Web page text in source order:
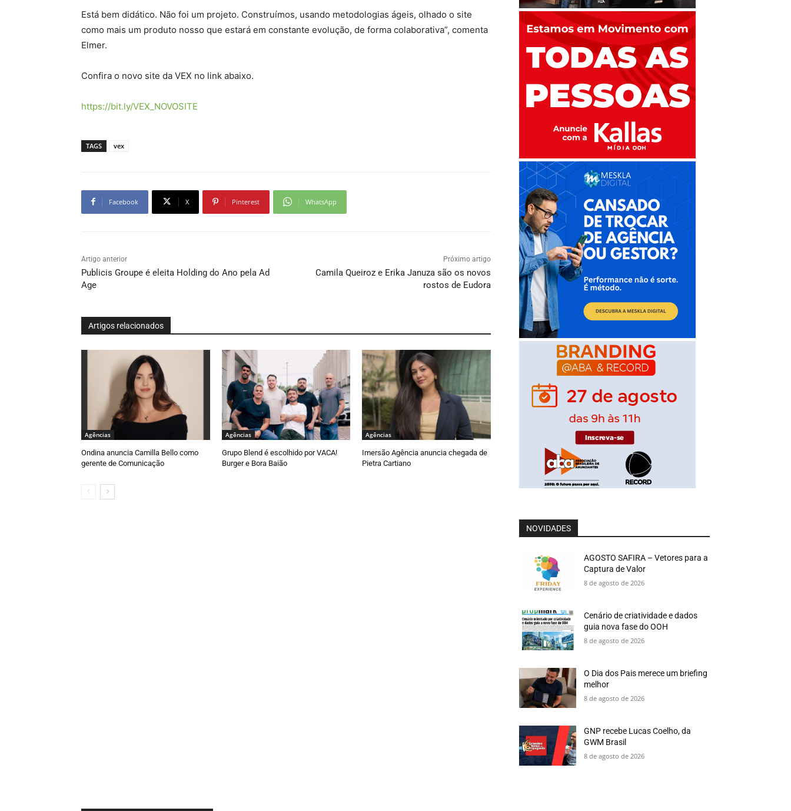
Está bem didático. Não foi um projeto. Construímos, usando metodologias ágeis, olhado o site
como mais um produto nosso que estará em constante evolução, de forma colaborativa”, comenta
Elmer.
Confira o novo site da VEX no link abaixo.
https://bit.ly/VEX_NOVOSITE
TAGS vex
Facebook X Pinterest WhatsApp
Artigo anterior
Publicis Groupe é eleita Holding do Ano pela Ad
Age
Próximo artigo
Camila Queiroz e Erika Januza são os novos
rostos de Eudora
Artigos relacionados
Agências
Ondina anuncia Camilla Bello como
gerente de Comunicação
Agências
Grupo Blend é escolhido por VACA!
Burger e Bora Baião
Agências
Imersão Agência anuncia chegada de
Pietra Cartiano
NOVIDADES
AGOSTO SAFIRA – Vetores para a
Captura de Valor
8 de agosto de 2026
Cenário de criatividade e dados
guia nova fase do OOH
8 de agosto de 2026
O Dia dos Pais merece um briefing
melhor
8 de agosto de 2026
GNP recebe Lucas Coelho, da
GWM Brasil
8 de agosto de 2026